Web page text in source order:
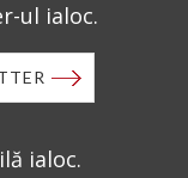
ul ialoc.
ialoc.